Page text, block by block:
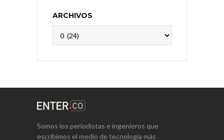
ARCHIVOS
Somos los periodistas e ingenieros que
escribimos el medio de tecnología más